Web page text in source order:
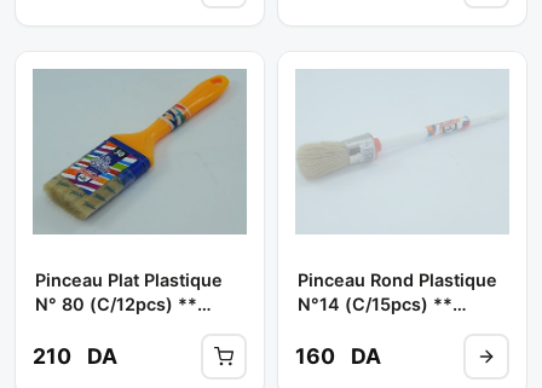
Pinceau Plat Plastique
N° 80 (C/12pcs) **
210 DA
Pinceau Rond Plastique
N°14 (C/15pcs) **
160 DA